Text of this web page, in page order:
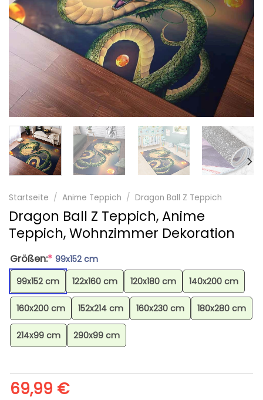
Startseite / Anime Teppich / Dragon Ball Z Teppich
Dragon Ball Z Teppich, Anime
Teppich, Wohnzimmer Dekoration
Größen:* 99x152 cm
99x152 cm
122x160 cm 120x180 cm 140x200 cm
160x200 cm 152x214 cm 160x230 cm 180x280 cm
214x99 cm 290x99 cm
69,99 €